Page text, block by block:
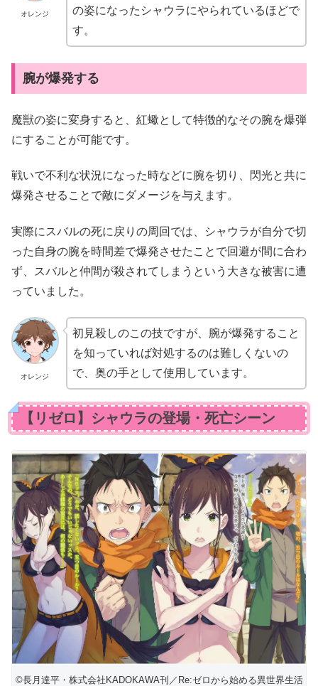
オレンジ
の姿になったシャウラにやられているほどで
す。
腕が爆発する
魔獣の姿に変身すると、紅蠍として特徴的なその腕を爆弾
にすることが可能です。
戦いで不利な状況になった時などに腕を切り、閃光と共に
爆発させることで敵にダメージを与えます。
実際にスバルの死に戻りの周回では、シャウラが自分で切
った自身の腕を時間差で爆発させたことで回避が間に合わ
ず、スバルと仲間が殺されてしまうという大きな被害に遭
っていました。
オレンジ
初見殺しのこの技ですが、腕が爆発すること
を知っていれば対処するのは難しくないの
で、奥の手として使用しています。
【リゼロ】シャウラの登場・死亡シーン
©長月達平・株式会社KADOKAWA刊／Re:ゼロから始める異世界生活